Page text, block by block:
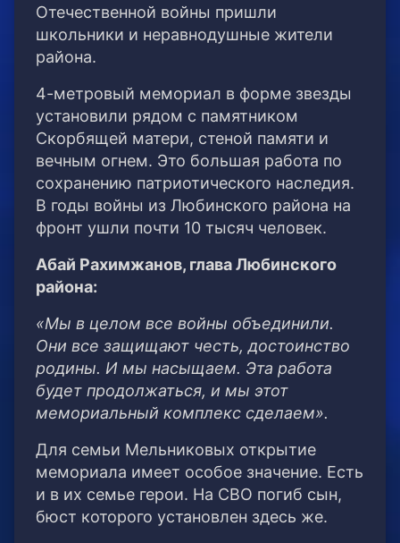
Отечественной войны пришли
школьники и неравнодушные жители
района.
4-метровый мемориал в форме звезды
установили рядом с памятником
Скорбящей матери, стеной памяти и
вечным огнем. Это большая работа по
сохранению патриотического наследия.
В годы войны из Любинского района на
фронт ушли почти 10 тысяч человек.
Абай Рахимжанов, глава Любинского
района:
«Мы в целом все войны объединили.
Они все защищают честь, достоинство
родины. И мы насыщаем. Эта работа
будет продолжаться, и мы этот
мемориальный комплекс сделаем».
Для семьи Мельниковых открытие
мемориала имеет особое значение. Есть
и в их семье герои. На СВО погиб сын,
бюст которого установлен здесь же.